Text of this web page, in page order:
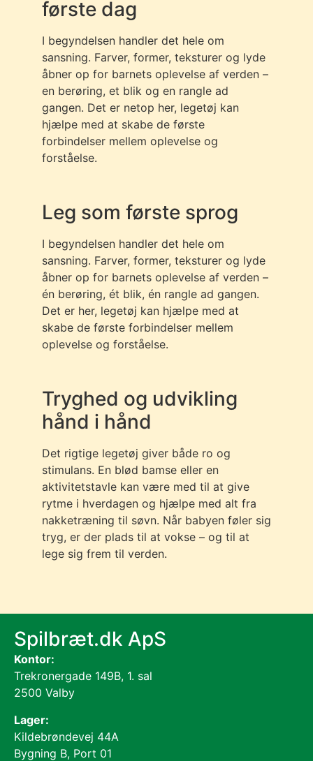
første dag
I begyndelsen handler det hele om
sansning. Farver, former, teksturer og lyde
åbner op for barnets oplevelse af verden –
en berøring, et blik og en rangle ad
gangen. Det er netop her, legetøj kan
hjælpe med at skabe de første
forbindelser mellem oplevelse og
forståelse.
Leg som første sprog
I begyndelsen handler det hele om
sansning. Farver, former, teksturer og lyde
åbner op for barnets oplevelse af verden –
én berøring, ét blik, én rangle ad gangen.
Det er her, legetøj kan hjælpe med at
skabe de første forbindelser mellem
oplevelse og forståelse.
Tryghed og udvikling
hånd i hånd
Det rigtige legetøj giver både ro og
stimulans. En blød bamse eller en
aktivitetstavle kan være med til at give
rytme i hverdagen og hjælpe med alt fra
nakketræning til søvn. Når babyen føler sig
tryg, er der plads til at vokse – og til at
lege sig frem til verden.
Spilbræt.dk ApS
Kontor:
Trekronergade 149B, 1. sal
2500 Valby
Lager:
Kildebrøndevej 44A
Bygning B, Port 01